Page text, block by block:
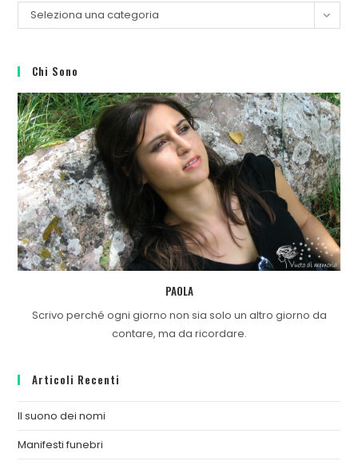
Seleziona una categoria
Chi Sono
PAOLA
Scrivo perché ogni giorno non sia solo un altro giorno da
contare, ma da ricordare.
Articoli Recenti
Il suono dei nomi
Manifesti funebri